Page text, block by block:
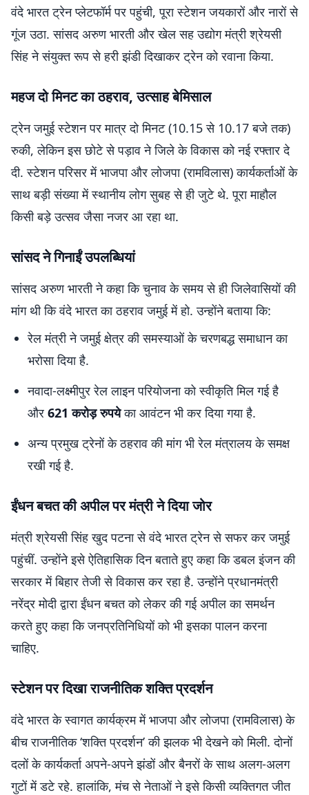
वंदे भारत ट्रेन प्लेटफॉर्म पर पहुंची, पूरा स्टेशन जयकारों और नारों से
गूंज उठा. सांसद अरुण भारती और खेल सह उद्योग मंत्री श्रेयसी
सिंह ने संयुक्त रूप से हरी झंडी दिखाकर ट्रेन को रवाना किया.
महज दो मिनट का ठहराव, उत्साह बेमिसाल
ट्रेन जमुई स्टेशन पर मात्र दो मिनट (10.15 से 10.17 बजे तक)
रुकी, लेकिन इस छोटे से पड़ाव ने जिले के विकास को नई रफ्तार दे
दी. स्टेशन परिसर में भाजपा और लोजपा (रामविलास) कार्यकर्ताओं के
साथ बड़ी संख्या में स्थानीय लोग सुबह से ही जुटे थे. पूरा माहौल
किसी बड़े उत्सव जैसा नजर आ रहा था.
सांसद ने गिनाईं उपलब्धियां
सांसद अरुण भारती ने कहा कि चुनाव के समय से ही जिलेवासियों की
मांग थी कि वंदे भारत का ठहराव जमुई में हो. उन्होंने बताया कि:
रेल मंत्री ने जमुई क्षेत्र की समस्याओं के चरणबद्ध समाधान का
भरोसा दिया है.
नवादा-लक्ष्मीपुर रेल लाइन परियोजना को स्वीकृति मिल गई है
और 621 करोड़ रुपयेका आवंटन भी कर दिया गया है.
अन्य प्रमुख ट्रेनों के ठहराव की मांग भी रेल मंत्रालय के समक्ष
रखी गई है.
ईंधन बचत की अपील पर मंत्री ने दिया जोर
मंत्री श्रेयसी सिंह खुद पटना से वंदे भारत ट्रेन से सफर कर जमुई
पहुंचीं. उन्होंने इसे ऐतिहासिक दिन बताते हुए कहा कि डबल इंजन की
सरकार में बिहार तेजी से विकास कर रहा है. उन्होंने प्रधानमंत्री
नरेंद्र मोदी द्वारा ईंधन बचत को लेकर की गई अपील का समर्थन
करते हुए कहा कि जनप्रतिनिधियों को भी इसका पालन करना
चाहिए.
स्टेशन पर दिखा राजनीतिक शक्ति प्रदर्शन
वंदे भारत के स्वागत कार्यक्रम में भाजपा और लोजपा (रामविलास) के
बीच राजनीतिक ‘शक्ति प्रदर्शन’ की झलक भी देखने को मिली. दोनों
दलों के कार्यकर्ता अपने-अपने झंडों और बैनरों के साथ अलग-अलग
गुटों में डटे रहे. हालांकि, मंच से नेताओं ने इसे किसी व्यक्तिगत जीत